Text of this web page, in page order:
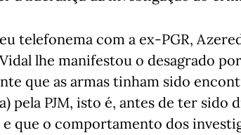
telefonema com a ex-PGR,
lhe manifestou o desagrado
que as armas tinham sido
pela PJM, isto é, antes de ter sido
que o comportamento dos